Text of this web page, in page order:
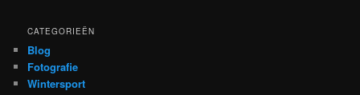
CATEGORIEËN
Blog
Fotografie
Wintersport